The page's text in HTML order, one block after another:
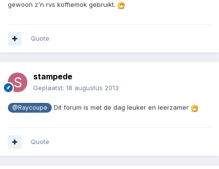
gewoon z'n rvs koffiemok gebruikt.
Quote
stampede
Geplaatst: 18 augustus 2013
@Raycoupe Dit forum is met de dag leuker en leerzamer
Quote